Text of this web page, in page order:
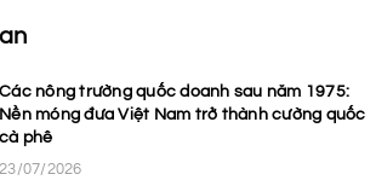
Các nông trường quốc doanh sau năm 1975:
Nền móng đưa Việt Nam trở thành cường quốc
cà phê
23/07/2026